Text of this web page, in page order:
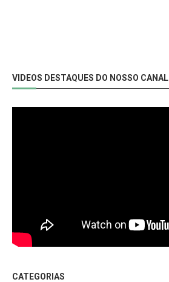
VIDEOS DESTAQUES DO NOSSO CANAL
CATEGORIAS